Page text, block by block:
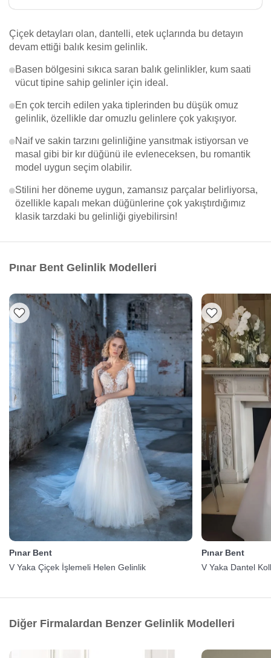
Çiçek detayları olan, dantelli, etek uçlarında bu detayın
devam ettiği balık kesim gelinlik.
Basen bölgesini sıkıca saran balık gelinlikler, kum saati
vücut tipine sahip gelinler için ideal.
En çok tercih edilen yaka tiplerinden bu düşük omuz
gelinlik, özellikle dar omuzlu gelinlere çok yakışıyor.
Naif ve sakin tarzını gelinliğine yansıtmak istiyorsan ve
masal gibi bir kır düğünü ile evleneceksen, bu romantik
model uygun seçim olabilir.
Stilini her döneme uygun, zamansız parçalar belirliyorsa,
özellikle kapalı mekan düğünlerine çok yakıştırdığımız
klasik tarzdaki bu gelinliği giyebilirsin!
Pınar Bent Gelinlik Modelleri
Pınar Bent
V Yaka Çiçek İşlemeli Helen Gelinlik
Pınar Bent
V Yaka Dantel
Diğer Firmalardan Benzer Gelinlik Modelleri